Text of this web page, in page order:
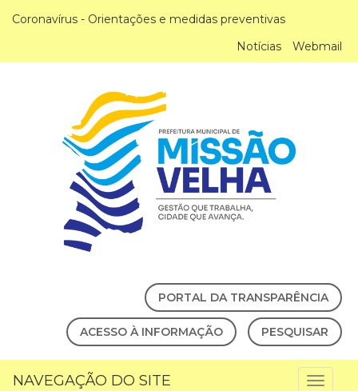
Coronavírus - Orientações e medidas preventivas
Notícias
Webmail
PORTAL DA TRANSPARÊNCIA
ACESSO À INFORMAÇÃO PESQUISAR
NAVEGAÇÃO DO SITE